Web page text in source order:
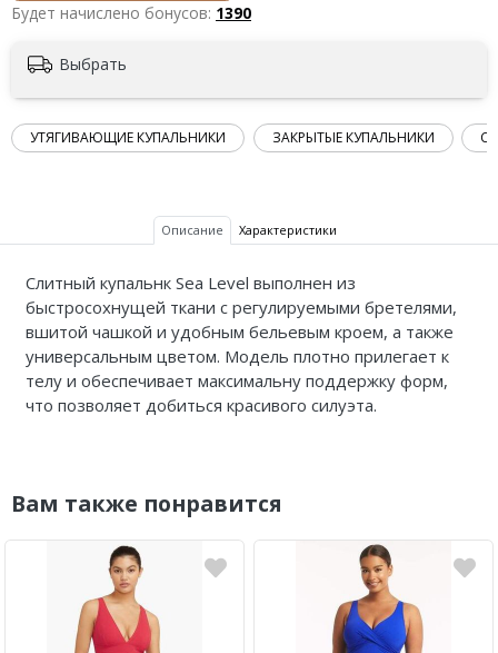
Будет начислено бонусов: 1390
Выбрать
УТЯГИВАЮЩИЕ КУПАЛЬНИКИ ЗАКРЫТЫЕ КУПАЛЬНИКИ
Описание Характеристики
Слитный купальнк Sea Level выполнен из
быстросохнущей ткани с регулируемыми бретелями,
вшитой чашкой и удобным бельевым кроем, а также
универсальным цветом. Модель плотно прилегает к
телу и обеспечивает максимальну поддержку форм,
что позволяет добиться красивого силуэта.
Вам также понравится